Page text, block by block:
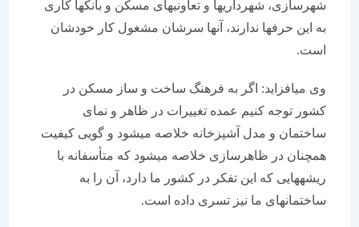
شهرسازی، شهرداریها و تعاونی‏های مسكن و بانك‏ها كاری
به این حرف‏ها ندارند، آنها سرشان مشغول كار خودشان
وی می‏افزاید: اگر به فرهنگ ساخت و ساز مسكن در
كشور توجه كنیم عمده تغییرات در ظاهر و نمای
ساختمان و مدل آشپزخانه خلاصه می‏شود و گویی كیفیت
همچنان در ظاهرسازی خلاصه می‏شود كه متأسفانه با
ریشه‏هایی كه این تفكر در كشور ما دارد، آن را به
ساختمان‏های ما نیز تسری داده است.